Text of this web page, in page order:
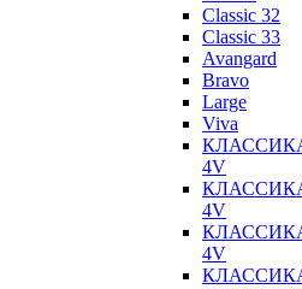
Classic 32
Classic 33
Avangard
Bravo
Large
Viva
КЛАССИКА
4V
КЛАССИКА
4V
КЛАССИКА
4V
КЛАССИКА